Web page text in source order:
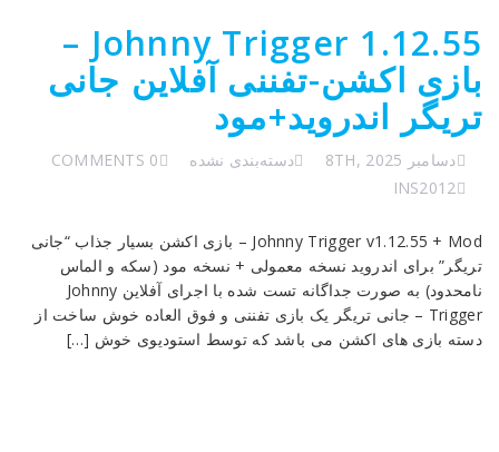
Johnny Trigger 1.12.55 –
بازی اکشن-تفننی آفلاین جانی‌
تریگر اندروید+مود
دسامبر 8TH, 2025 دسته‌بندی نشده
0 COMMENTS
INS2012
Johnny Trigger v1.12.55 + Mod – بازی اکشن بسیار جذاب “جانی
تریگر” برای اندروید نسخه معمولی + نسخه مود (سکه و الماس
نامحدود) به صورت جداگانه تست شده با اجرای آفلاین Johnny
Trigger – جانی تریگر یک بازی تفننی و فوق العاده خوش ساخت از
دسته بازی های اکشن می باشد که توسط استودیوی خوش […]